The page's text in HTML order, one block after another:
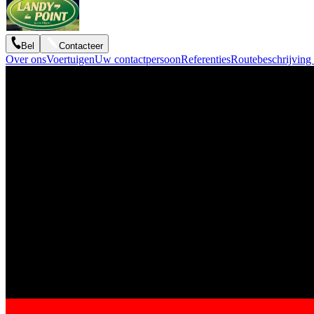
Bel Contacteer
Over onsVoertuigenUw contactpersoonReferenties